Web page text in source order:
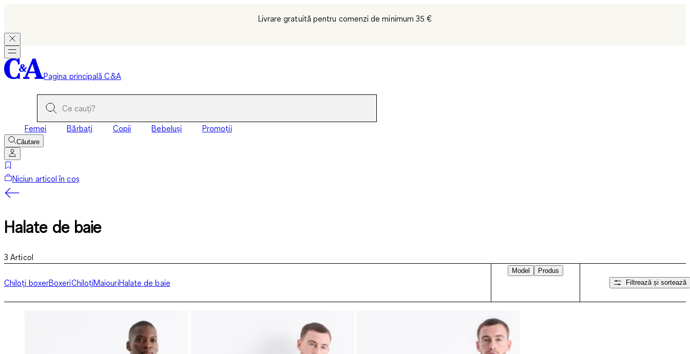
Livrare gratuită pentru comenzi de minimum 35 €
Pagina principală C&A
Femei Bărbați Copii Bebeluși Promoții
Căutare
Niciun articol în coș
Halate de baie
3 Articol
Chiloți boxerBoxeriChiloțiMaiouriHalate de baie
Model
Produs
Filtrează și sortează